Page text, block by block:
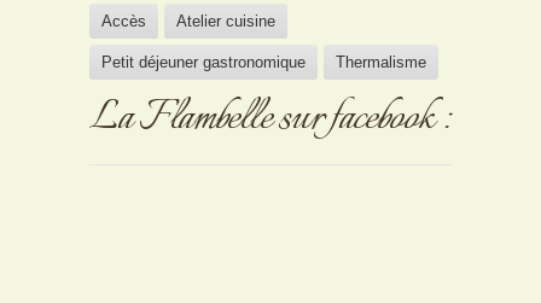
Accès Atelier cuisine
Petit déjeuner gastronomique Thermalisme
La Flambelle sur facebook :